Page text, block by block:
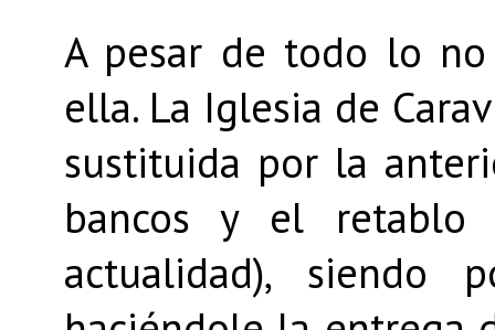
A pesar de todo lo
ella. La Iglesia de
sustituida por la
bancos y el
actualidad), siendo